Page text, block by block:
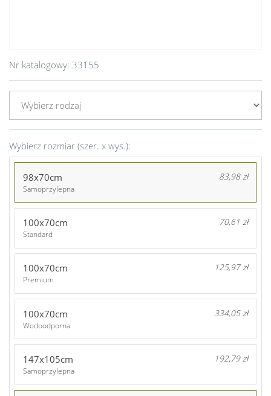
Nr katalogowy: 33155
Wybierz rozmiar (szer. x wys.):
98x70cm 83,98 zł
Samoprzylepna
100x70cm 70,61 zł
Standard
100x70cm 125,97 zł
Premium
100x70cm 334,05 zł
Wodoodporna
147x105cm 192,79 zł
Samoprzylepna